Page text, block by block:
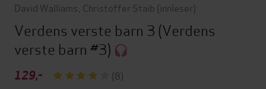
David Walliams Christoffer Staib (innleser)
Verdens verste barn 3 (Verdens
verste barn #3)
129,-
(8)